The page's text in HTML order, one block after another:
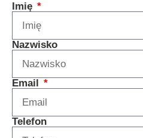
Imię
Nazwisko
Email
Telefon